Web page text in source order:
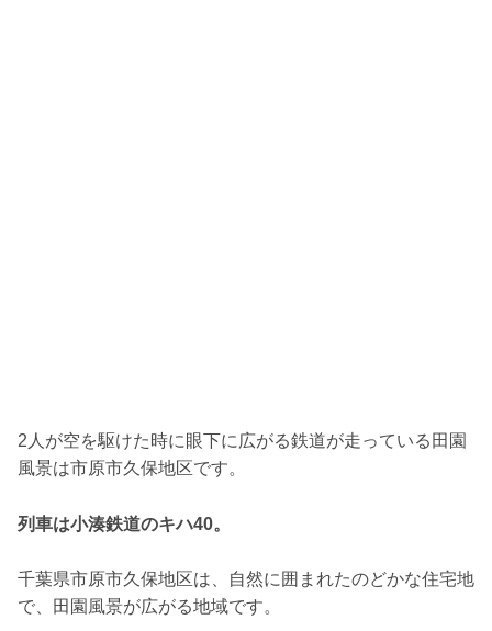
2人が空を駆けた時に眼下に広がる鉄道が走っている田園
風景は市原市久保地区です。
列車は小湊鉄道のキハ40。
千葉県市原市久保地区は、自然に囲まれたのどかな住宅地
で、田園風景が広がる地域です。